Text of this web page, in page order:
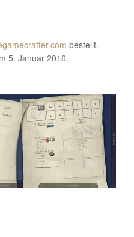
bestellt.
5. Januar 2016.